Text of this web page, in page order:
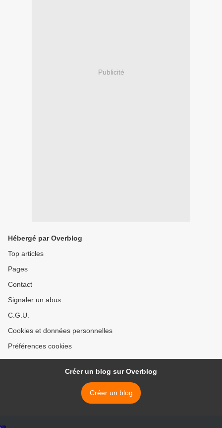
Publicité
Hébergé par Overblog
Top articles
Pages
Contact
Signaler un abus
C.G.U.
Cookies et données personnelles
Préférences cookies
Créer un blog sur Overblog
Créer un blog